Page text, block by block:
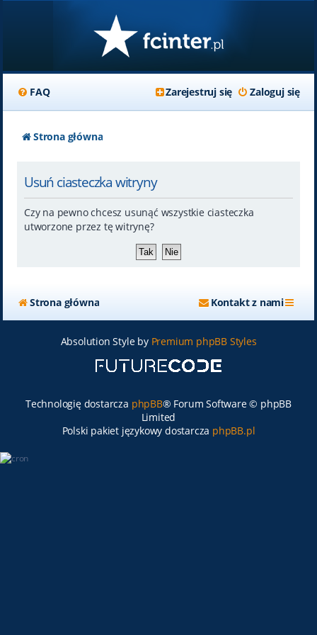
FAQ Zaloguj się
Zarejestruj się
Strona główna
Usuń ciasteczka witryny
Czy na pewno chcesz usunąć wszystkie ciasteczka
utworzone przez tę witrynę?
Strona główna Kontakt z nami
Absolution Style by Premium phpBB Styles
Technologię dostarcza phpBB® Forum Software © phpBB
Limited
Polski pakiet językowy dostarcza phpBB.pl